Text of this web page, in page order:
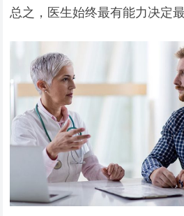
总之，医生始终最有能力决定